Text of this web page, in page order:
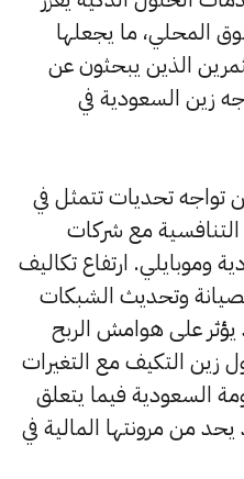
المحلي، ما يجعلها
الذين يبحثون عن
زين السعودية في
تواجه تحديات تتمثل في
مع شركات
وموبايلي. ارتفاع تكاليف
وتحديث الشبكات
على هوامش الربح
زين التكيف مع التغيرات
السعودية فيما يتعلق
من مرونتها المالية في